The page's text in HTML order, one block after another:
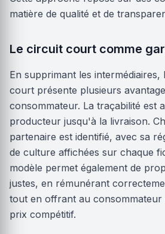
matière de qualité et de
Le circuit court comme
En supprimant les intermédiaires,
court présente plusieurs
consommateur. La traçabilité est
producteur jusqu'à la livraison.
partenaire est identifié, avec sa
de culture affichées sur chaque
modèle permet également de
justes, en rémunérant
tout en offrant au
prix compétitif.